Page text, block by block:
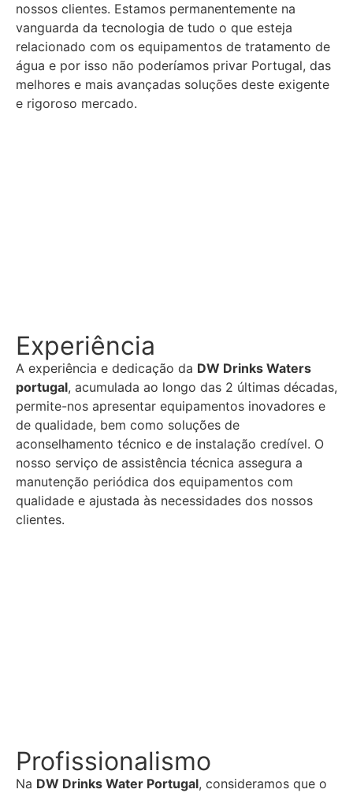
nossos clientes. Estamos permanentemente na
vanguarda da tecnologia de tudo o que esteja
relacionado com os equipamentos de tratamento de
água e por isso não poderíamos privar Portugal, das
melhores e mais avançadas soluções deste exigente
e rigoroso mercado.
Experiência
A experiência e dedicação da DW Drinks Waters
portugal, acumulada ao longo das 2 últimas décadas,
permite-nos apresentar equipamentos inovadores e
de qualidade, bem como soluções de
aconselhamento técnico e de instalação credível. O
nosso serviço de assistência técnica assegura a
manutenção periódica dos equipamentos com
qualidade e ajustada às necessidades dos nossos
clientes.
Profissionalismo
Na DW Drinks Water Portugal, consideramos que o